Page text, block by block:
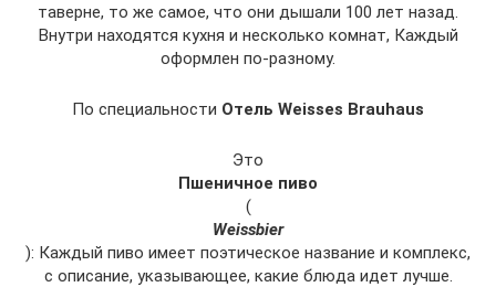
таверне, то же самое, что они дышали 100 лет назад.
Внутри находятся кухня и несколько комнат, Каждый
оформлен по-разному.
По специальности Отель Weisses Brauhaus
Это
Пшеничное пиво
(
Weissbier
): Каждый пиво имеет поэтическое название и комплекс,
с описание, указывающее, какие блюда идет лучше.